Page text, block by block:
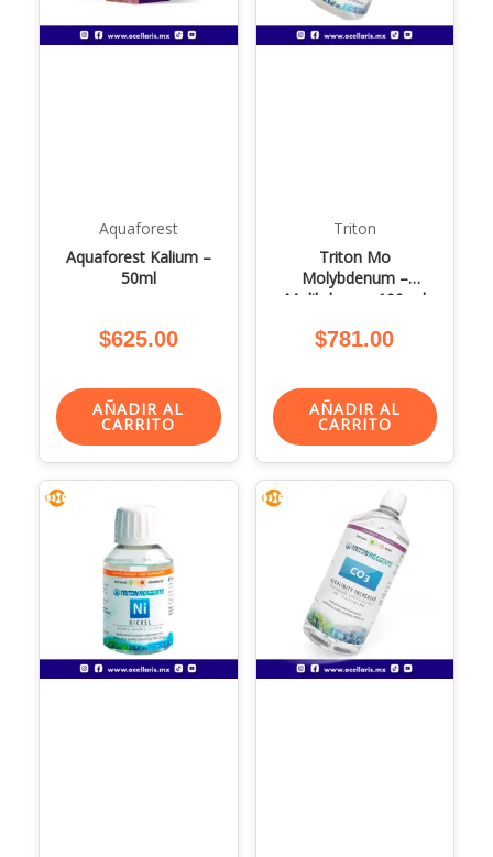
Aquaforest
Aquaforest Kalium –
50ml
$625.00
AÑADIR AL
CARRITO
Triton
Triton Mo
Molybdenum –
Molibdeno – 100 ml
$781.00
AÑADIR AL
CARRITO